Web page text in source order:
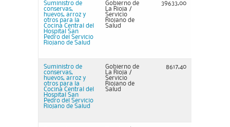
Suministro de
conservas,
huevos, arroz y
otros para la
Cocina Central del
Hospital San
Pedro del Servicio
Riojano de Salud
Gobierno de
La Rioja /
Servicio
Riojano de
Salud
39633,00
Suministro de
conservas,
huevos, arroz y
otros para la
Cocina Central del
Hospital San
Pedro del Servicio
Riojano de Salud
Gobierno de
La Rioja /
Servicio
Riojano de
Salud
8617,40